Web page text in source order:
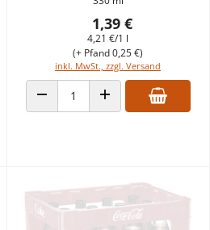
1,39 €
4,21 €/1 l
inkl. MwSt., zzgl. Versand
(+ Pfand 0,25 €)
ANZAHL VERRINGERNANZAHL ERHÖHEN